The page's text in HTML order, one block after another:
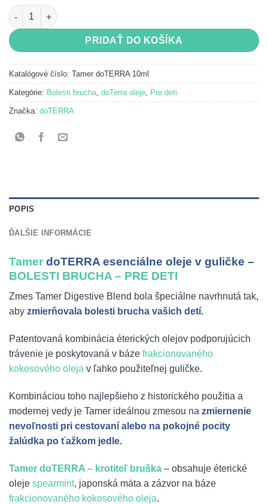
množstvo Tamer doTERRA pre deti (Bolesti brucha) 10ml
PRIDAŤ DO KOŠÍKA
Katalógové číslo: Tamer doTERRA 10ml
Kategórie: Bolesti brucha doTerra oleje Pre deti
Značka: doTERRA
POPIS
ĎALŠIE INFORMÁCIE
Tamer doTERRA esenciálne oleje v guličke –
BOLESTI BRUCHA – PRE DETI
Zmes Tamer Digestive Blend bola špeciálne navrhnutá tak,
aby zmierňovala bolesti brucha vašich detí.
Patentovaná kombinácia éterických olejov podporujúcich
trávenie je poskytovaná v báze frakcionovaného
kokosového oleja v ľahko použiteľnej guličke.
Kombináciou toho najlepšieho z historického použitia a
modernej vedy je Tamer ideálnou zmesou na zmiernenie
nevoľnosti pri cestovaní alebo na pokojné pocity
žalúdka po ťažkom jedle.
Tamer doTERRA – krotiteľ bruška – obsahuje éterické
oleje spearmint, japonská mäta a zázvor na báze
frakcionovaného kokosového oleja.